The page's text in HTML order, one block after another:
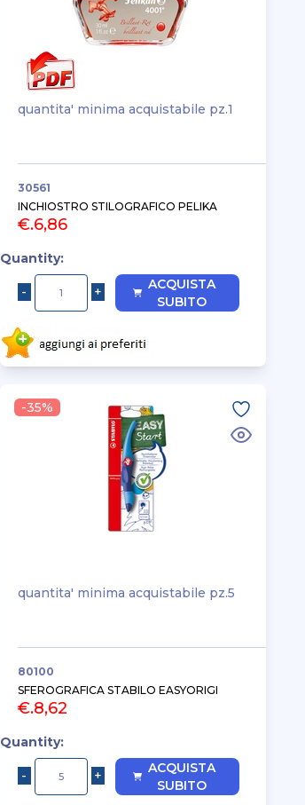
quantita' minima acquistabile pz.1
30561
INCHIOSTRO STILOGRAFICO PELIKA
€.6,86
Quantity:
ACQUISTA
SUBITO
quantita' minima acquistabile pz.5
80100
SFEROGRAFICA STABILO EASYORIGI
€.8,62
Quantity:
ACQUISTA
SUBITO
-35%